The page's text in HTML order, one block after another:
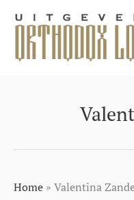
naar
Home » Valentina